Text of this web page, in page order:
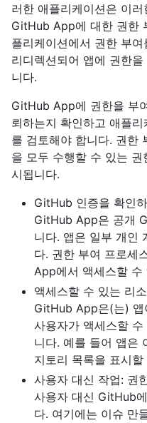
러한 애플리케이션은 이
GitHub App에 대한 권한
플리케이션에서 권한 부
리디렉션되어 앱에 권한
니다.
GitHub App에 권한을 부
뢰하는지 확인하고 애플
를 검토해야 합니다. 권한
을 모두 수행할 수 있는
시됩니다.
GitHub 인증을 확인
GitHub App은 공개
니다. 앱은 일부 개인
다. 권한 부여 프로세
App에서 액세스할 수
액세스할 수 있는 리
GitHub App은(는) 앱
사용자가 액세스할
니다. 예를 들어 앱은
지토리 목록을 표시
사용자 대신 작업: 권
사용자 대신 GitHub
다. 여기에는 이슈 만